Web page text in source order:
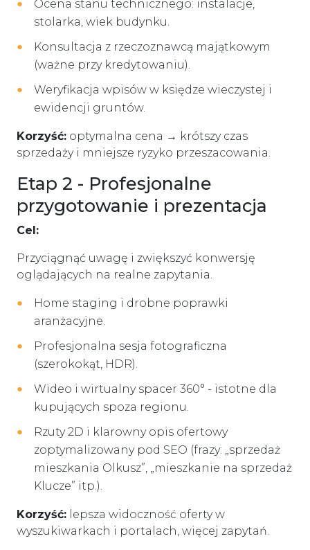
Ocena stanu technicznego: instalacje,
stolarka, wiek budynku.
Konsultacja z rzeczoznawcą majątkowym
(ważne przy kredytowaniu).
Weryfikacja wpisów w księdze wieczystej i
ewidencji gruntów.
Korzyść: optymalna cena → krótszy czas
sprzedaży i mniejsze ryzyko przeszacowania.
Etap 2 - Profesjonalne
przygotowanie i prezentacja
Cel:
Przyciągnąć uwagę i zwiększyć konwersję
oglądających na realne zapytania.
Home staging i drobne poprawki
aranżacyjne.
Profesjonalna sesja fotograficzna
(szerokokąt, HDR).
Wideo i wirtualny spacer 360° - istotne dla
kupujących spoza regionu.
Rzuty 2D i klarowny opis ofertowy
zoptymalizowany pod SEO (frazy: „sprzedaż
mieszkania Olkusz”, „mieszkanie na sprzedaż
Klucze” itp.).
Korzyść: lepsza widoczność oferty w
wyszukiwarkach i portalach, więcej zapytań.